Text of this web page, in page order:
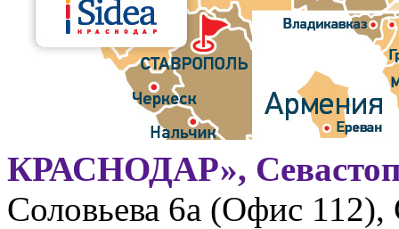
КРАСНОДАР»,
Соловьева 6а (Офис 112),